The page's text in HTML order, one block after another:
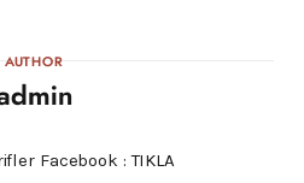
AUTHOR
Facebook :TIKLA